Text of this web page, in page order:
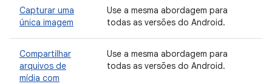
Capturar uma
única imagem
Use a mesma abordagem para
todas as versões do Android.
Compartilhar
arquivos de
mídia com
Use a mesma abordagem para
todas as versões do Android.